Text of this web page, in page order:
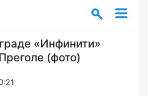
«Инфинити»
(фото)